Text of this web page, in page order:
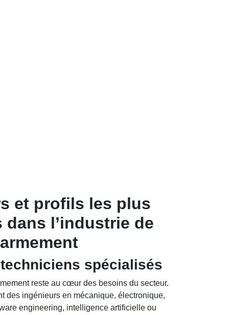
et profils les plus
dans l’industrie de
spécialisés
reste au cœur des besoins du secteur.
des ingénieurs en mécanique, électronique,
engineering, intelligence artificielle ou